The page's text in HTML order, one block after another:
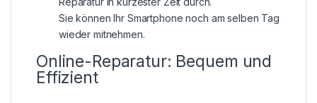
Sie können Ihr Smartphone noch am selben Tag
wieder mitnehmen.
Online-Reparatur: Bequem und
Effizient